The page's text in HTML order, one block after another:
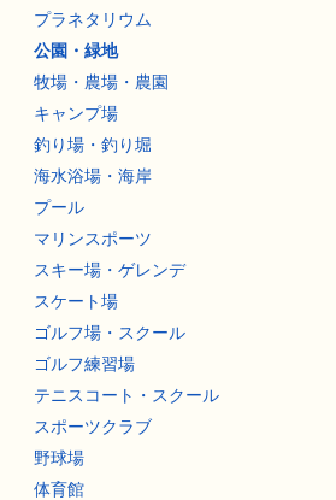
プラネタリウム
公園・緑地
牧場・農場・農園
キャンプ場
釣り場・釣り堀
海水浴場・海岸
プール
マリンスポーツ
スキー場・ゲレンデ
スケート場
ゴルフ場・スクール
ゴルフ練習場
テニスコート・スクール
スポーツクラブ
野球場
体育館